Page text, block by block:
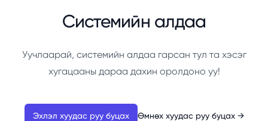
Системийн алдаа
Уучлаарай, системийн алдаа гарсан тул та хэсэг
хугацааны дараа дахин оролдоно уу!
Эхлэл хуудас руу буцах Өмнөх хуудас руу буцах →